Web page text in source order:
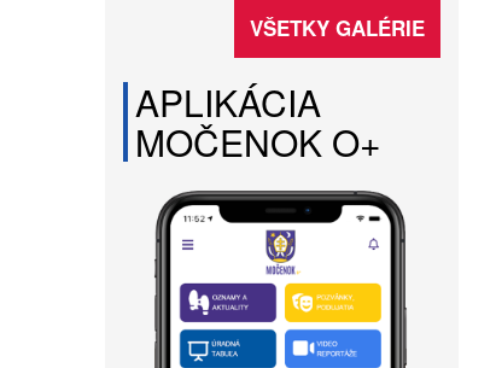
VŠETKY GALÉRIE
APLIKÁCIA
MOČENOK O+